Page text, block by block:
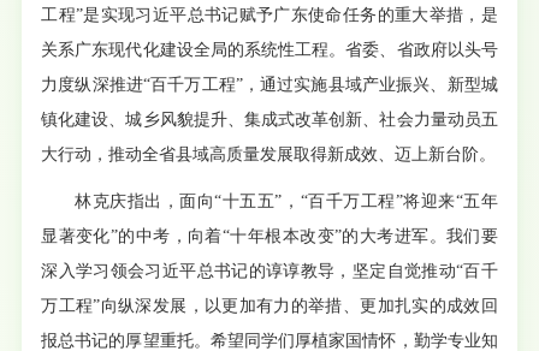
工程”是实现习近平总书记赋予广东使命任务的重大举措，是
关系广东现代化建设全局的系统性工程。省委、省政府以头号
力度纵深推进“百千万工程”，通过实施县域产业振兴、新型城
镇化建设、城乡风貌提升、集成式改革创新、社会力量动员五
大行动，推动全省县域高质量发展取得新成效、迈上新台阶。
林克庆指出，面向“十五五”，“百千万工程”将迎来“五年
显著变化”的中考，向着“十年根本改变”的大考进军。我们要
深入学习领会习近平总书记的谆谆教导，坚定自觉推动“百千
万工程”向纵深发展，以更加有力的举措、更加扎实的成效回
报总书记的厚望重托。希望同学们厚植家国情怀，勤学专业知